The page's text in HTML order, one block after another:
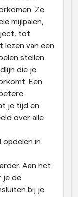
Ze
mijlpalen,
tot
lezen van een
stellen
die je
Een
je tijd en
over alle
opdelen in
Aan het
je de
bij je